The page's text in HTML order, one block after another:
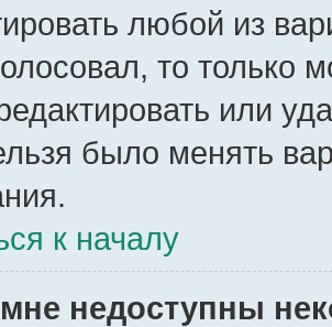
любой из
то только
или
было менять
к началу
недоступны